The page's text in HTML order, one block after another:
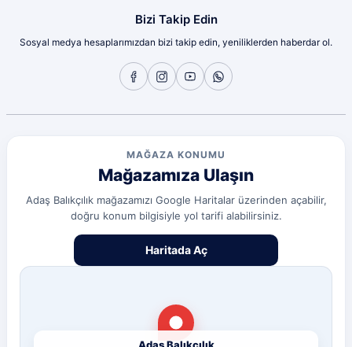
Sorunsuz
olcay tunçeli | 10/07/2026
Deneyimini Paylaş Diğer yorumları göster
Bizi Takip Edin
Sosyal medya hesaplarımızdan bizi takip edin, yeniliklerden haberdar ol.
MAĞAZA KONUMU
Mağazamıza Ulaşın
Adaş Balıkçılık mağazamızı Google Haritalar üzerinden açabilir,
doğru konum bilgisiyle yol tarifi alabilirsiniz.
Haritada Aç